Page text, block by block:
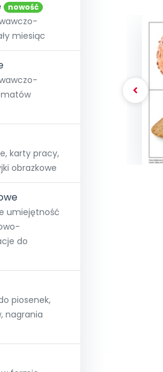
10
Strefy,
Akademia
7 dni
E-
∞Pakiet
Pełen
nowość
miesiąc
karty pracy,
obrazkowe
umiejętność
do
piosenek,
nagrania